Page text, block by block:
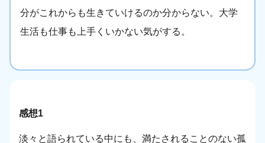
分がこれからも生きていけるのか分からない。大学
生活も仕事も上手くいかない気がする。
感想1
淡々と語られている中にも、満たされることのない孤